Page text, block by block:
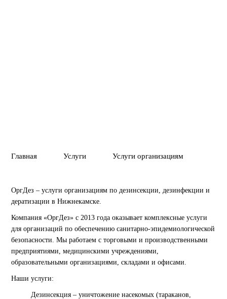
Главная Услуги Услуги организациям
ОргДез – услуги организациям по дезинсекции, дезинфекции и
дератизации в Нижнекамске.
Компания «ОргДез» с 2013 года оказывает комплексные услуги
для организаций по обеспечению санитарно-эпидемиологической
безопасности. Мы работаем с торговыми и производственными
предприятиями, медицинскими учреждениями,
образовательными организациями, складами и офисами.
Наши услуги:
Дезинсекция – уничтожение насекомых (тараканов,